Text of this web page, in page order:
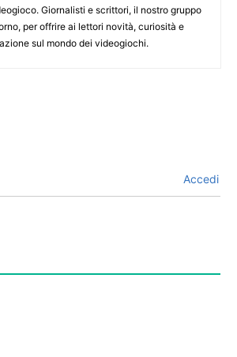
Giornalisti e scrittori, il nostro gruppo
per offrire ai lettori novità, curiosità e
sul mondo dei videogiochi.
Accedi